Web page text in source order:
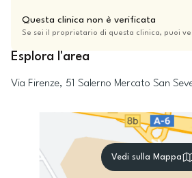
Questa clinica non è verificata
Se sei il proprietario di questa clinica, puoi
Esplora l'area
Via Firenze, 51 Salerno Mercato San
Vedi sulla Mappa